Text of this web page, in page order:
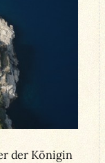
der Königin